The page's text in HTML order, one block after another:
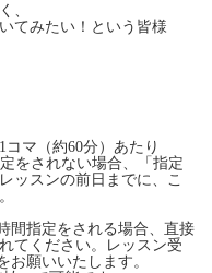
、
てみたい！という皆様
マ（約60分）あたり
をされない場合、「指定
ッスンの前日までに、こ
間指定をされる場合、直接
てください。レッスン受
お願いいたします。